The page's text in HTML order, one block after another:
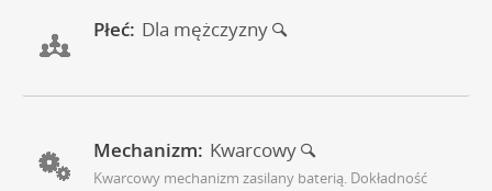
Płeć: Dla mężczyzny
Mechanizm: Kwarcowy
Kwarcowy mechanizm zasilany baterią. Dokładność